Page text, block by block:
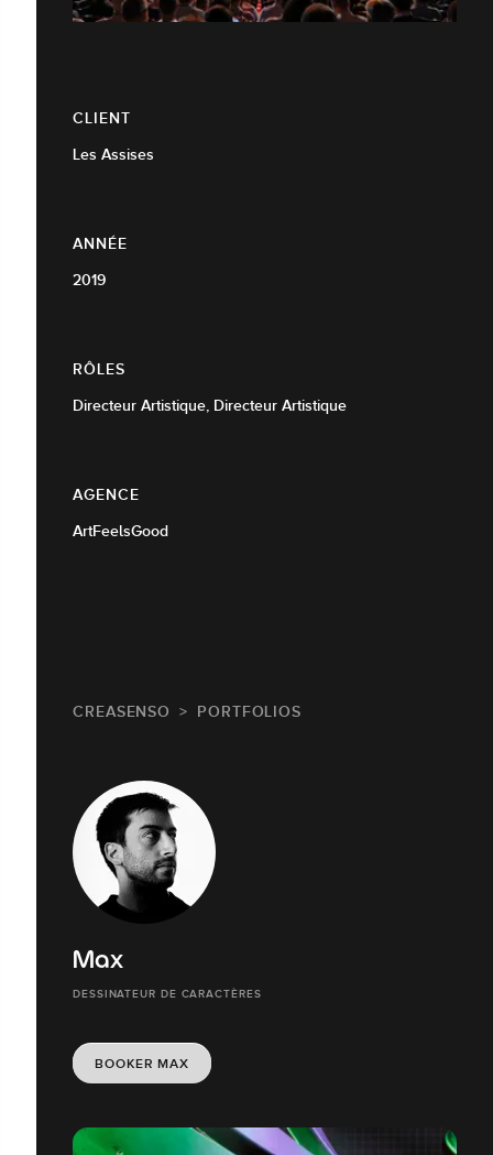
CLIENT
Les Assises
ANNÉE
2019
RÔLES
Directeur Artistique, Directeur Artistique
AGENCE
ArtFeelsGood
CREASENSO PORTFOLIOS
Max
DESSINATEUR DE CARACTÈRES
BOOKER MAX